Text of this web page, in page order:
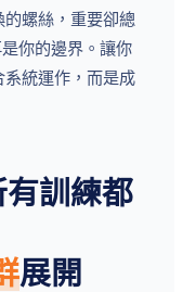
螺絲，重要卻總
你的邊界。讓你
統運作，而是成
訓練都
展開